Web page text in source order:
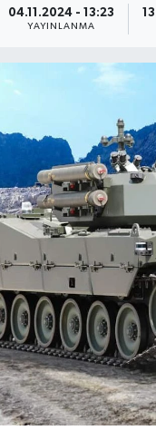
04.11.2024 - 13:23
YAYINLANMA